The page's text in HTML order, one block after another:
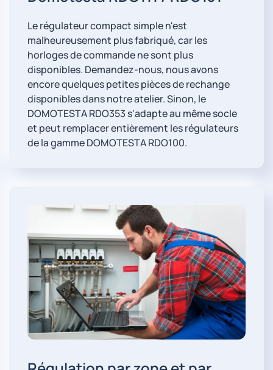
Le régulateur compact simple n'est
malheureusement plus fabriqué, car les
horloges de commande ne sont plus
disponibles. Demandez-nous, nous avons
encore quelques petites pièces de rechange
disponibles dans notre atelier. Sinon, le
DOMOTESTA RDO353 s'adapte au même socle
et peut remplacer entièrement les régulateurs
de la gamme DOMOTESTA RDO100.